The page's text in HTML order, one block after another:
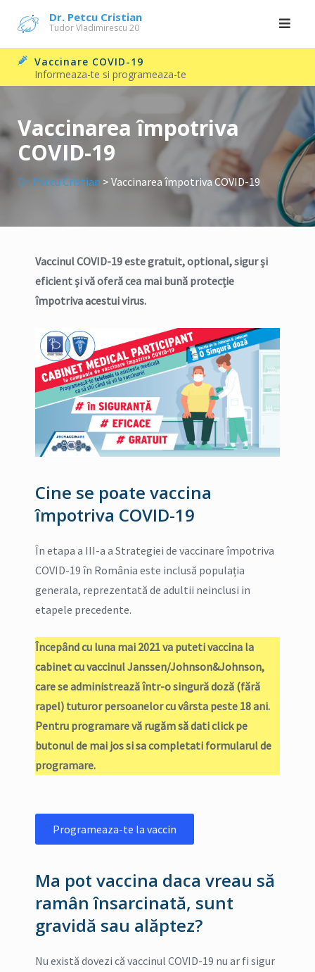
content
Dr. Petcu Cristian
Tudor Vladimirescu 20
Vaccinare COVID-19
Informeaza-te si programeaza-te
Vaccinarea împotriva
COVID-19
Dr. Petcu Cristian > Vaccinarea împotriva COVID-19
Vaccinul COVID-19 este gratuit, optional, sigur și
eficient și vă oferă cea mai bună protecție
împotriva acestui virus.
Cine se poate vaccina
împotriva COVID-19
În etapa a III-a a Strategiei de vaccinare împotriva
COVID-19 în România este inclusă populația
generala, reprezentată de adultii neinclusi in
etapele precedente.
Începând cu luna mai 2021 va puteti vaccina la
cabinet cu vaccinul Janssen/Johnson&Johnson,
care se administrează într-o singură doză (fără
rapel) tuturor persoanelor cu vârsta peste 18 ani.
Pentru programare vă rugăm să dati click pe
butonul de mai jos si sa completati formularul de
programare.
Programeaza-te la vaccin
Ma pot vaccina daca vreau să
ramân însarcinată, sunt
gravidă sau alăptez?
Nu există dovezi că vaccinul COVID-19 nu ar fi sigur